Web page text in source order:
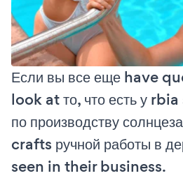
Если вы все еще have
look at то, что есть у
по производству
crafts ручной работы в
seen in their business.